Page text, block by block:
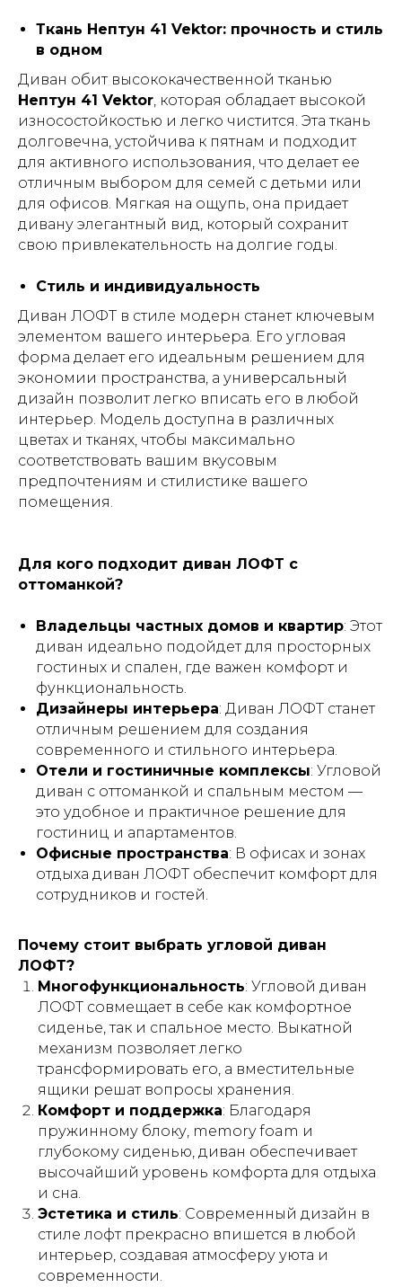
Ткань Нептун 41 Vektor: прочность и стиль
в одном
Диван обит высококачественной тканью
Нептун 41 Vektor, которая обладает высокой
износостойкостью и легко чистится. Эта ткань
долговечна, устойчива к пятнам и подходит
для активного использования, что делает ее
отличным выбором для семей с детьми или
для офисов. Мягкая на ощупь, она придает
дивану элегантный вид, который сохранит
свою привлекательность на долгие годы.
Стиль и индивидуальность
Диван ЛОФТ в стиле модерн станет ключевым
элементом вашего интерьера. Его угловая
форма делает его идеальным решением для
экономии пространства, а универсальный
дизайн позволит легко вписать его в любой
интерьер. Модель доступна в различных
цветах и тканях, чтобы максимально
соответствовать вашим вкусовым
предпочтениям и стилистике вашего
помещения.
Для кого подходит диван ЛОФТ с
оттоманкой?
Владельцы частных домов и квартир: Этот
диван идеально подойдет для просторных
гостиных и спален, где важен комфорт и
функциональность.
Дизайнеры интерьера: Диван ЛОФТ станет
отличным решением для создания
современного и стильного интерьера.
Отели и гостиничные комплексы: Угловой
диван с оттоманкой и спальным местом —
это удобное и практичное решение для
гостиниц и апартаментов.
Офисные пространства: В офисах и зонах
отдыха диван ЛОФТ обеспечит комфорт для
сотрудников и гостей.
Почему стоит выбрать угловой диван
ЛОФТ?
Многофункциональность: Угловой диван
ЛОФТ совмещает в себе как комфортное
сиденье, так и спальное место. Выкатной
механизм позволяет легко
трансформировать его, а вместительные
ящики решат вопросы хранения.
Комфорт и поддержка: Благодаря
пружинному блоку, memory foam и
глубокому сиденью, диван обеспечивает
высочайший уровень комфорта для отдыха
и сна.
Эстетика и стиль: Современный дизайн в
стиле лофт прекрасно впишется в любой
интерьер, создавая атмосферу уюта и
современности.